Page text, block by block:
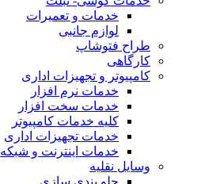
خدمات و تعمیرات
لوازم جانبی
طراح فتوشاپ
کارگاهی
کامپیوتر و تجهیزات اداری
خدمات نرم افزار
خدمات سخت افزار
کلیه خدمات کامپیوتر
خدمات تجهیزات اداری
خدمات اینترنت و شبکه
وسایل نقلیه